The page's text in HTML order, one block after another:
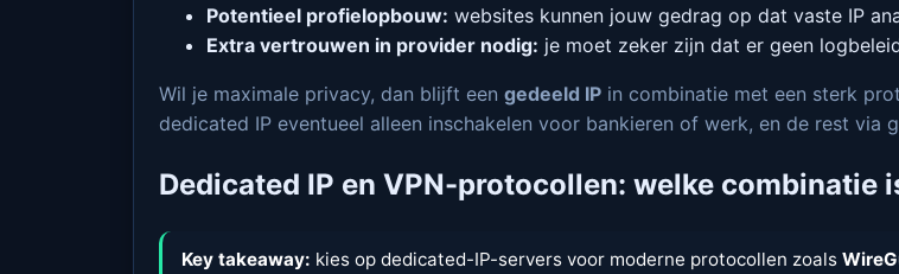
Potentieel profielopbouw: websites kunnen jouw gedrag op dat vaste IP
Extra vertrouwen in provider nodig: je moet zeker zijn dat er geen
Wil je maximale privacy, dan blijft een gedeeld IPin combinatie met een sterk
dedicated IP eventueel alleen inschakelen voor bankieren of werk, en de rest via
Dedicated IP en VPN-protocollen: welke combinatie
Key takeaway: kies op dedicated-IP-servers voor moderne protocollen zoals